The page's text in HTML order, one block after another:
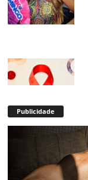
Publicidade